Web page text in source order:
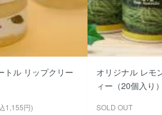
トル リップクリー
1,155円)
オリジナル レモ
ィー（20個入り）
SOLD OUT